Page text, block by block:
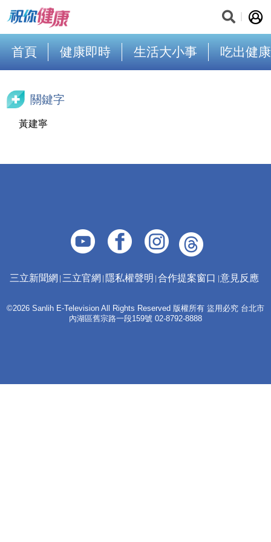
首頁 健康即時 生活大小事 吃出健康
關鍵字
黃建寧
三立新聞網 三立官網 隱私權聲明 合作提案窗口 意見反應
©2026 Sanlih E-Television All Rights Reserved 版權所有 盜用必究 台北市
內湖區舊宗路一段159號 02-8792-8888